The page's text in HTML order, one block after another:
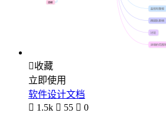
收藏
立即使用
软件设计文档
 1.5k  55  0